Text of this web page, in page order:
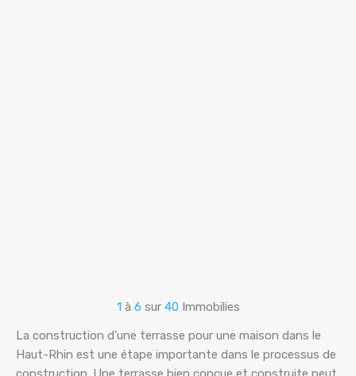
1 à 6 sur 40 Immobilies
La construction d’une terrasse pour une maison dans le
Haut-Rhin est une étape importante dans le processus de